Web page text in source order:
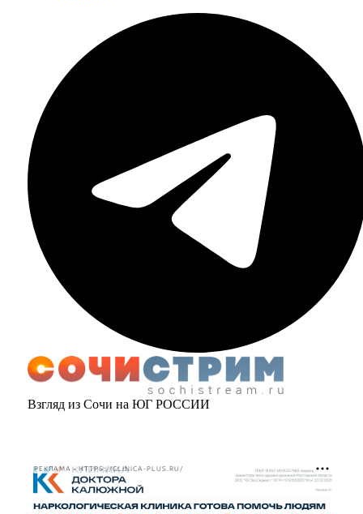
Взгляд из Сочи на ЮГ РОССИИ
РЕКЛАМА • HTTPS://CLINICA-PLUS.RU/